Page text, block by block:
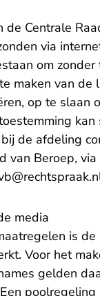
de Centrale
via
om zonder
maken van de
op te slaan
kan
de afdeling
van Beroep,
media
is
Voor het
gelden